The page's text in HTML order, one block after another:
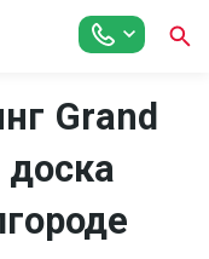
Grand